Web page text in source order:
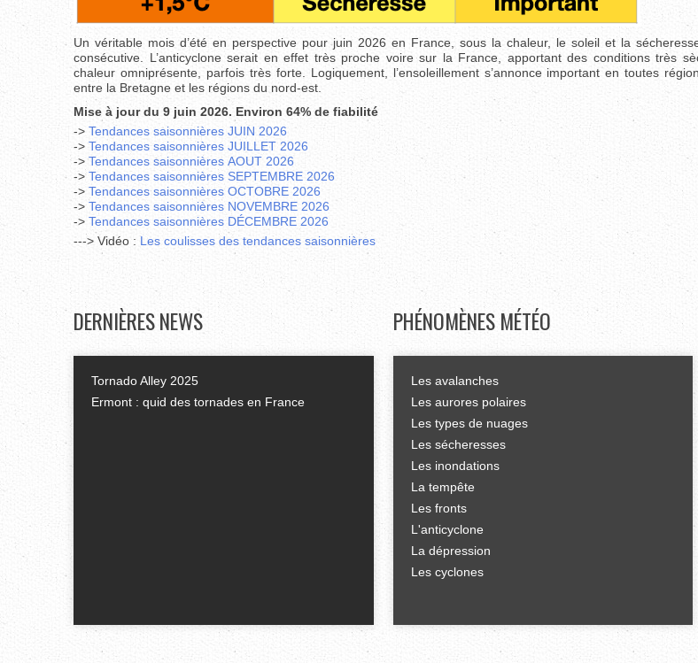
Un véritable mois d’été en perspective pour juin 2026 en France, sous la chaleur, le soleil et la
consécutive. L’anticyclone serait en effet très proche voire sur la France, apportant des conditions très
chaleur omniprésente, parfois très forte. Logiquement, l’ensoleillement s’annonce important en toutes
entre la Bretagne et les régions du nord-est.
Mise à jour du 9 juin 2026. Environ 64% de fiabilité
-> Tendances saisonnières JUIN 2026
-> Tendances saisonnières JUILLET 2026
-> Tendances saisonnières AOUT 2026
->Tendances saisonnières SEPTEMBRE 2026
-> Tendances saisonnières OCTOBRE 2026
-> Tendances saisonnières NOVEMBRE 2026
-> Tendances saisonnières DÉCEMBRE 2026
---> Vidéo : Les coulisses des tendances saisonnières
DERNIÈRESNEWS
Tornado Alley 2025
Ermont : quid des tornades en France
PHÉNOMÈNES MÉTÉO
Les avalanches
Les aurores polaires
Les types de nuages
Les sécheresses
Les inondations
La tempête
Les fronts
L'anticyclone
La dépression
Les cyclones